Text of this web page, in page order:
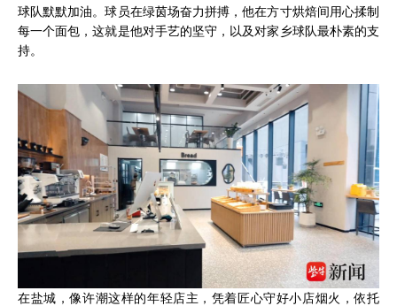
球队默默加油。球员在绿茵场奋力拼搏，他在方寸烘焙间用心揉制
每一个面包，这就是他对手艺的坚守，以及对家乡球队最朴素的支
持。
在盐城，像许潮这样的年轻店主，凭着匠心守好小店烟火，依托